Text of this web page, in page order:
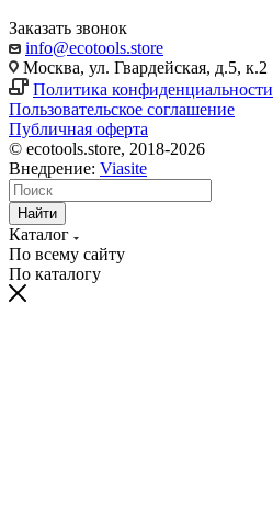
Заказать звонок
info@ecotools.store
Москва, ул. Гвардейская, д.5, к.2
Политика конфиденциальности
Пользовательское соглашение
Публичная оферта
© ecotools.store, 2018-2026
Внедрение: Viasite
Найти
Каталог
По всему сайту
По каталогу